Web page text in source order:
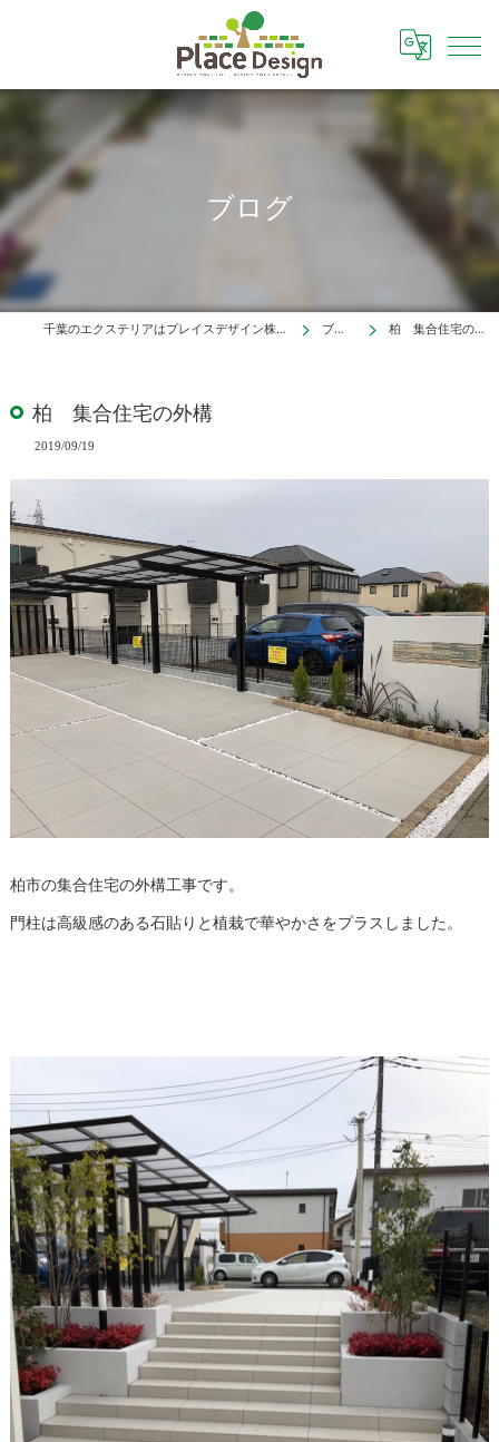
ブログ
千葉のエクステリアはプレイスデザイン株式会社 ブログ 柏 集合住宅の外構
柏 集合住宅の外構
2019/09/19
柏市の集合住宅の外構工事です。
門柱は高級感のある石貼りと植栽で華やかさをプラスしました。